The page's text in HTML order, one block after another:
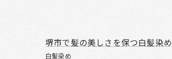
堺市で髪の美しさを保つ白髪染め
白髪染め